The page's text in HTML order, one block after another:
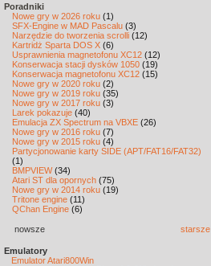
Poradniki
Nowe gry w 2026 roku (1)
SFX-Engine w MAD Pascalu (3)
Narzędzie do tworzenia scrolli (12)
Kartridż Sparta DOS X (6)
Usprawnienia magnetofonu XC12 (12)
Konserwacja stacji dysków 1050 (19)
Konserwacja magnetofonu XC12 (15)
Nowe gry w 2020 roku (2)
Nowe gry w 2019 roku (35)
Nowe gry w 2017 roku (3)
Larek pokazuje (40)
Emulacja ZX Spectrum na VBXE (26)
Nowe gry w 2016 roku (7)
Nowe gry w 2015 roku (4)
Partycjonowanie karty SIDE (APT/FAT16/FAT32)
(1)
BMPVIEW(34)
Atari ST dla opornych (75)
Nowe gry w 2014 roku (19)
Tritone engine (11)
QChan Engine (6)
nowsze starsze
Emulatory
Emulator Atari800Win